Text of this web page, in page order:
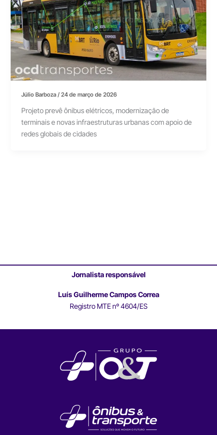
Júlio Barboza/24 de março de 2026
Projeto prevê ônibus elétricos, modernização de
terminais e novas infraestruturas urbanas com apoio de
redes globais de cidades
Jornalista responsável
Luís Guilherme Campos Correa
Registro MTE nº 4604/ES